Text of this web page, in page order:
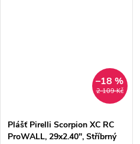
2 109 Kč
–18 %
Plášť Pirelli Scorpion XC RC
ProWALL, 29x2.40", Stříbrný